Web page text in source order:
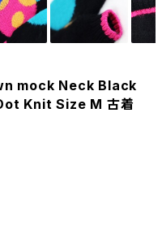
mock Neck Black
Knit Size M 古着